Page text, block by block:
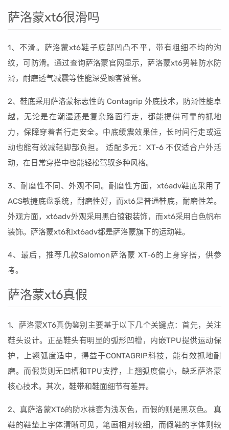
萨洛蒙xt6很滑吗
1、不滑。萨洛蒙xt6鞋子底部凹凸不平，带有粗细不均的沟
纹，可防滑。通过查询萨洛蒙官网显示，萨洛蒙xt6男鞋防水防
滑，耐磨透气减震等性能深受顾客赞誉。
2、鞋底采用萨洛蒙标志性的 Contagrip 外底技术，防滑性能卓
越，无论是在潮湿还是复杂路面行走，都能提供可靠的抓地
力，保障穿着者行走安全。中底缓震效果佳，长时间行走或运
动也能有效减轻脚部负担。 适配多元：XT-6 不仅适合户外活
动，在日常穿搭中也能轻松驾驭多种风格。
3、耐磨性不同、外观不同。耐磨性方面，xt6adv鞋底采用了
ACS敏捷底盘系统，耐磨性好，而xt6是普通鞋底，耐磨性差。
外观方面，xt6adv外观采用黑白镀银装饰，而xt6采用白色帆布
装饰。萨洛蒙xt6和xt6adv都是萨洛蒙旗下的运动鞋。
4、最后，推荐几款Salomon萨洛蒙 XT-6的上身穿搭，供参
考。
萨洛蒙xt6真假
1、萨洛蒙XT6真伪鉴别主要基于以下几个关键点：首先，关注
鞋头设计。正品鞋头有明显的弧形凹槽，内嵌TPU提供运动保
护，上翘弧度适中，得益于CONTAGRIP科技，能有效抓地耐
磨。而假货则无凹槽和TPU支撑，上翘弧度偏小，缺乏萨洛蒙
核心技术。其次，鞋带和鞋面细节有差异。
2、真萨洛蒙XT6的防水袜套为浅灰色，而假的则是黑灰色。 真
鞋的鞋垫上字体清晰可见，笔画相对较细，而假鞋的字体则较